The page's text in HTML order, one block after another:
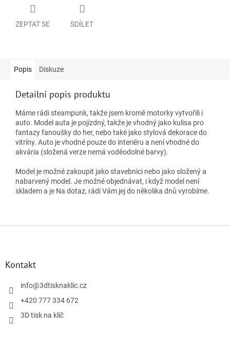
ZEPTAT SE SDÍLET
Popis Diskuze
Detailní popis produktu
Máme rádi steampunk, takže jsem kromě motorky vytvořili i
auto. Model auta je pojízdný, takže je vhodný jako kulisa pro
fantazy fanoušky do her, nebo také jako stylová dekorace do
vitríny. Auto je vhodné pouze do interiéru a není vhodné do
akvária (složená verze nemá voděodolné barvy).
Model je možné zakoupit jako stavebnici nebo jako složený a
nabarvený model. Je možné objednávat, i když model není
skladem a je Na dotaz, rádi Vám jej do několika dnů vyrobíme.
Z
Kontakt
info@3dtisknaklic.cz
+420 777 334 672
3D tisk na klíč